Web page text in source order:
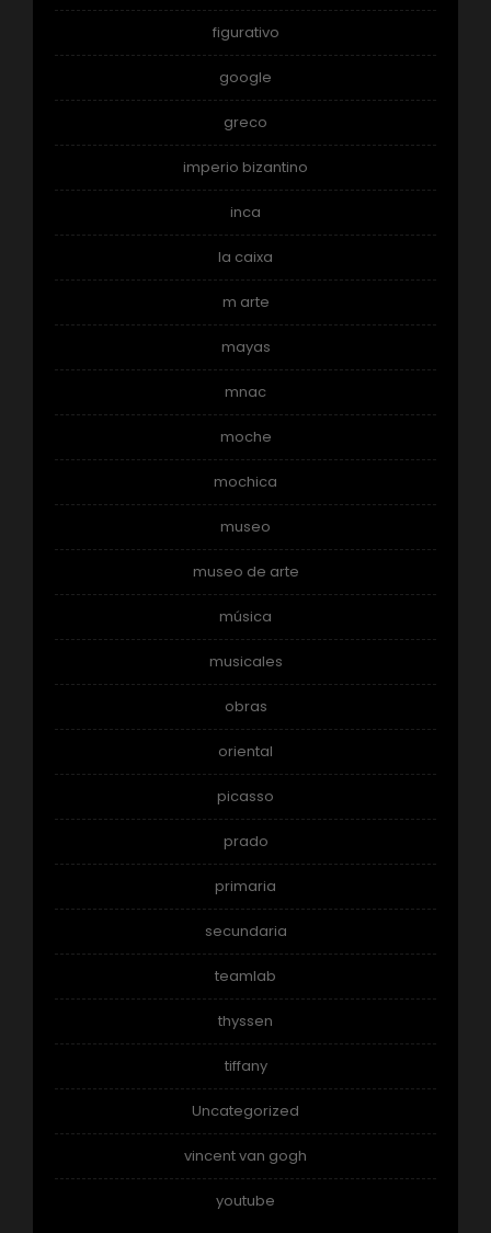
figurativo
google
greco
imperio bizantino
inca
la caixa
m arte
mayas
mnac
moche
mochica
museo
museo de arte
música
musicales
obras
oriental
picasso
prado
primaria
secundaria
teamlab
thyssen
tiffany
Uncategorized
vincent van gogh
youtube